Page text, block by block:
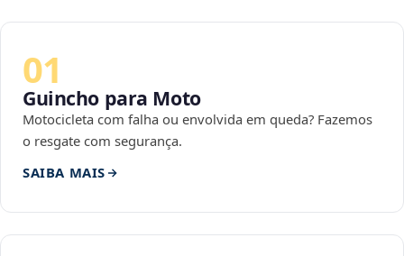
01
Guincho para Moto
Motocicleta com falha ou envolvida em queda? Fazemos
o resgate com segurança.
SAIBA MAIS